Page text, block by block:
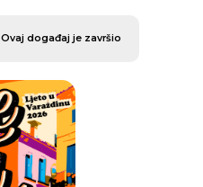
Ovaj događaj je završio